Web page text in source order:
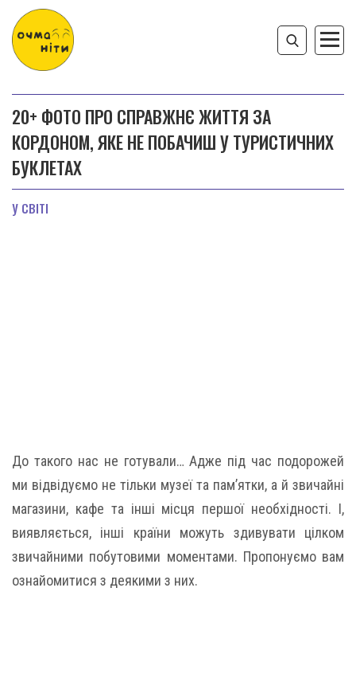
20+ ФОТО ПРО СПРАВЖНЄ ЖИТТЯ ЗА
КОРДОНОМ, ЯКЕ НЕ ПОБАЧИШ У ТУРИСТИЧНИХ
БУКЛЕТАХ
У СВІТІ
До такого нас не готували… Адже під час подорожей
ми відвідуємо не тільки музеї та пам’ятки, а й звичайні
магазини, кафе та інші місця першої необхідності. І,
виявляється, інші країни можуть здивувати цілком
звичайними побутовими моментами. Пропонуємо вам
ознайомитися з деякими з них.